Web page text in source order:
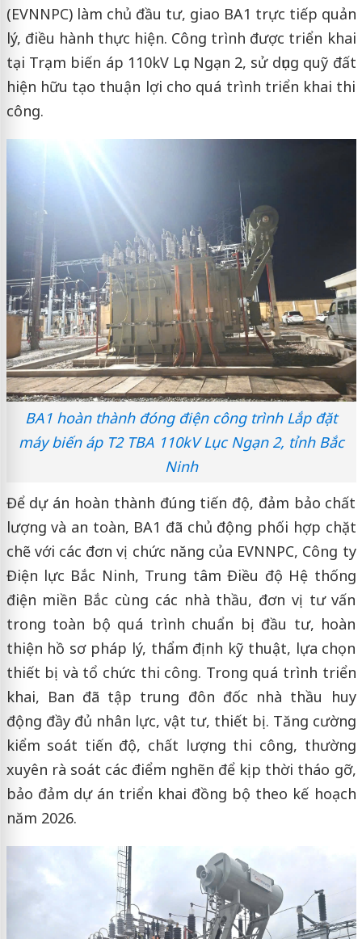
(EVNNPC) làm chủ đầu tư, giao BA1 trực tiếp quản
lý, điều hành thực hiện. Công trình được triển khai
tại Trạm biến áp 110kV Lục Ngạn 2, sử dụng quỹ đất
hiện hữu tạo thuận lợi cho quá trình triển khai thi
công.
BA1 hoàn thành đóng điện công trình Lắp đặt
máy biến áp T2 TBA 110kV Lục Ngạn 2, tỉnh Bắc
Ninh
Để dự án hoàn thành đúng tiến độ, đảm bảo chất
lượng và an toàn, BA1 đã chủ động phối hợp chặt
chẽ với các đơn vị chức năng của EVNNPC, Công ty
Điện lực Bắc Ninh, Trung tâm Điều độ Hệ thống
điện miền Bắc cùng các nhà thầu, đơn vị tư vấn
trong toàn bộ quá trình chuẩn bị đầu tư, hoàn
thiện hồ sơ pháp lý, thẩm định kỹ thuật, lựa chọn
thiết bị và tổ chức thi công. Trong quá trình triển
khai, Ban đã tập trung đôn đốc nhà thầu huy
động đầy đủ nhân lực, vật tư, thiết bị. Tăng cường
kiểm soát tiến độ, chất lượng thi công, thường
xuyên rà soát các điểm nghẽn để kịp thời tháo gỡ,
bảo đảm dự án triển khai đồng bộ theo kế hoạch
năm 2026.